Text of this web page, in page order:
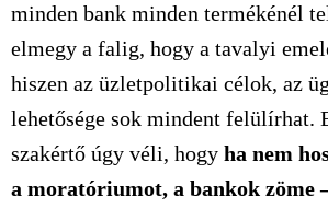
minden bank minden termékénél
elmegy a falig, hogy a tavalyi
hiszen az üzletpolitikai célok, az
lehetősége sok mindent felülírhat.
szakértő úgy véli, hogy ha nem
a moratóriumot, a bankok zöme